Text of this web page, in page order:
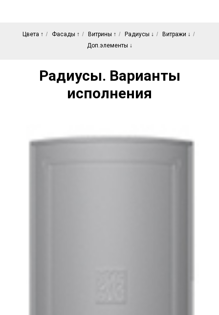
Цвета ↑ / Фасады ↑ / Витрины ↑ / Радиусы ↓ / Витражи ↓ /
Доп.элементы ↓
Радиусы. Варианты
исполнения